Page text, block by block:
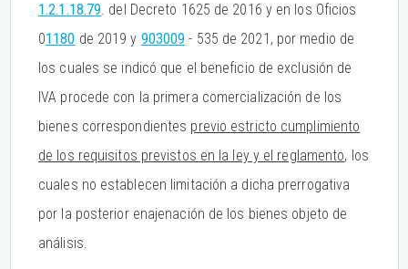
1.2.1.18.79. del Decreto 1625 de 2016 y en los Oficios
01180 de 2019 y 903009 - 535 de 2021, por medio de
los cuales se indicó que el beneficio de exclusión de
IVA procede con la primera comercialización de los
bienes correspondientes previo estricto cumplimiento
de los requisitos previstos en la ley y el reglamento, los
cuales no establecen limitación a dicha prerrogativa
por la posterior enajenación de los bienes objeto de
análisis.